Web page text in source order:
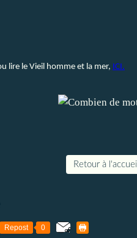
lire le Vieil homme et la mer, ICI.
Retour à l'accueil
Repost 0